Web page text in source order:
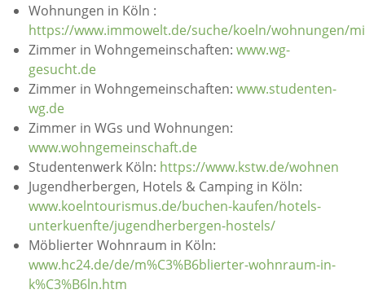
Wohnungen in Köln :
https://www.immowelt.de/suche/koeln/wohnungen/
Zimmer in Wohngemeinschaften: www.wg-
gesucht.de
Zimmer in Wohngemeinschaften: www.studenten-
wg.de
Zimmer in WGs und Wohnungen:
www.wohngemeinschaft.de
Studentenwerk Köln: https://www.kstw.de/wohnen
Jugendherbergen, Hotels & Camping in Köln:
www.koelntourismus.de/buchen-kaufen/hotels-
unterkuenfte/jugendherbergen-hostels/
Möblierter Wohnraum in Köln:
www.hc24.de/de/m%C3%B6blierter-wohnraum-in-
k%C3%B6ln.htm